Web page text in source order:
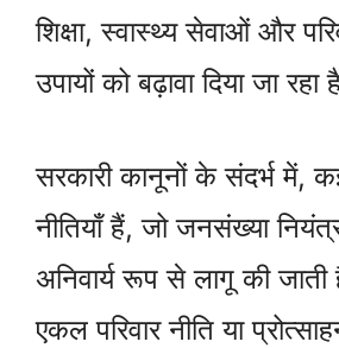
शिक्षा, स्वास्थ्य सेवाओं और
उपायों को बढ़ावा दिया जा रहा
सरकारी कानूनों के संदर्भ में,
नीतियाँ हैं, जो जनसंख्या
अनिवार्य रूप से लागू की
एकल परिवार नीति या